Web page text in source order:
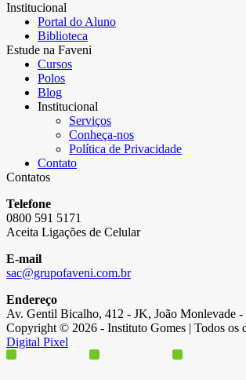
Institucional
Portal do Aluno
Biblioteca
Estude na Faveni
Cursos
Polos
Blog
Institucional
Serviços
Conheça-nos
Política de Privacidade
Contato
Contatos
Telefone
0800 591 5171
Aceita Ligações de Celular
E-mail
sac@grupofaveni.com.br
Endereço
Av. Gentil Bicalho, 412 - JK, João Monlevade
Copyright © 2026 - Instituto Gomes | Todos os
Digital Pixel